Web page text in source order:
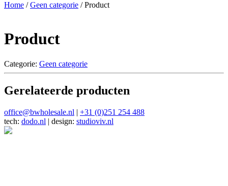
Home /Geen categorie / Product
Product
Categorie: Geen categorie
Gerelateerde producten
office@bwholesale.nl | +31 (0)251 254 488
tech: dodo.nl | design: studioviv.nl